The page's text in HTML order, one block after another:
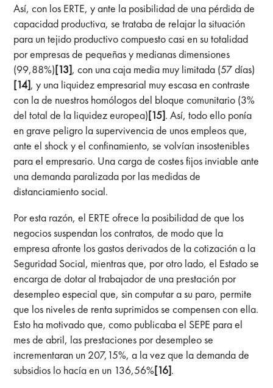
Así, con los ERTE, y ante la posibilidad de una pérdida de
capacidad productiva, se trataba de relajar la situación
para un tejido productivo compuesto casi en su totalidad
por empresas de pequeñas y medianas dimensiones
(99,88%)[13], con una caja media muy limitada (57 días)
[14], y una liquidez empresarial muy escasa en contraste
con la de nuestros homólogos del bloque comunitario (3%
del total de la liquidez europea)[15]. Así, todo ello ponía
en grave peligro la supervivencia de unos empleos que,
ante el shock y el confinamiento, se volvían insostenibles
para el empresario. Una carga de costes fijos inviable ante
una demanda paralizada por las medidas de
distanciamiento social.
Por esta razón, el ERTE ofrece la posibilidad de que los
negocios suspendan los contratos, de modo que la
empresa afronte los gastos derivados de la cotización a la
Seguridad Social, mientras que, por otro lado, el Estado se
encarga de dotar al trabajador de una prestación por
desempleo especial que, sin computar a su paro, permite
que los niveles de renta suprimidos se compensen con ella.
Esto ha motivado que, como publicaba el SEPE para el
mes de abril, las prestaciones por desempleo se
incrementaran un 207,15%, a la vez que la demanda de
subsidios lo hacía en un 136,56%[16].